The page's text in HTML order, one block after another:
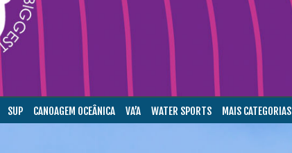
SUP CANOAGEM OCEÂNICA VA’A WATER SPORTS MAIS CATEGORIAS